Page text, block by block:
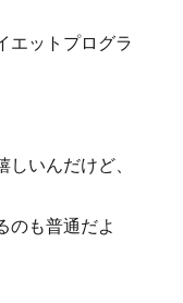
エットプログラ
いんだけど、
のも普通だよ